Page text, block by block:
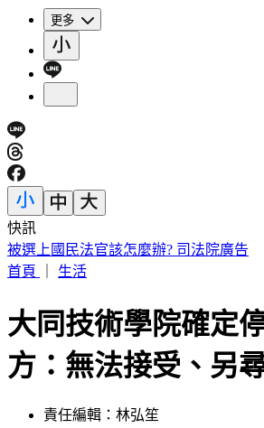
更多
快訊
網路投票／店家有政治人物的簽名或合
願嗎？
大同技術學院確定
方：無法接受、另